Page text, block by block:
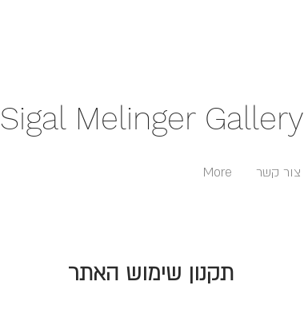
Sigal Melinger Gallery
צור קשר More
תקנון שימוש האתר